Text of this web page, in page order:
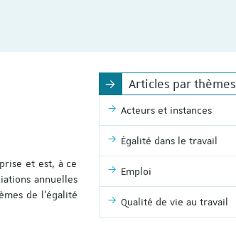
et est, à ce
annuelles
de l’égalité
Articles par thèmes
Acteurs et instances
Égalité dans le travail
Emploi
Qualité de vie au travail